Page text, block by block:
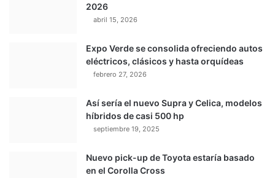
2026
abril 15, 2026
Expo Verde se consolida ofreciendo autos
eléctricos, clásicos y hasta orquídeas
febrero 27, 2026
Así sería el nuevo Supra y Celica, modelos
híbridos de casi 500 hp
septiembre 19, 2025
Nuevo pick-up de Toyota estaría basado
en el Corolla Cross